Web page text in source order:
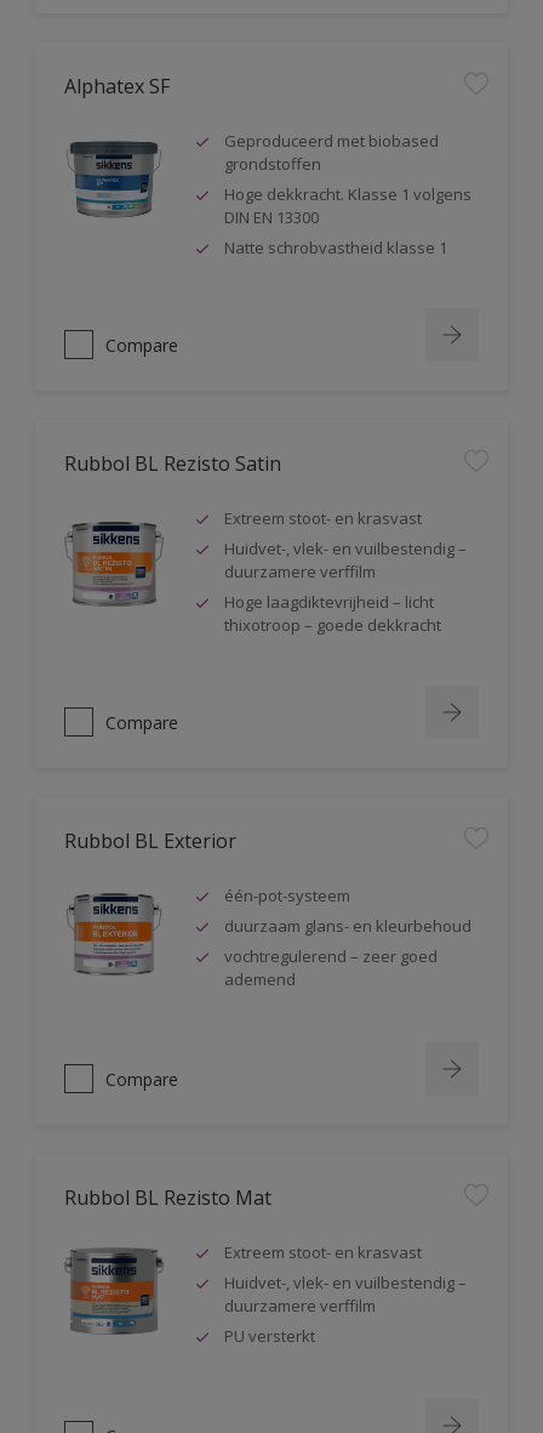
Alphatex SF
Geproduceerd met biobased
grondstoffen
Hoge dekkracht. Klasse 1 volgens
DIN EN 13300
Natte schrobvastheid klasse 1
Compare
Rubbol BL Rezisto Satin
Extreem stoot- en krasvast
Huidvet-, vlek- en vuilbestendig –
duurzamere verffilm
Hoge laagdiktevrijheid – licht
thixotroop – goede dekkracht
Compare
Rubbol BL Exterior
één-pot-systeem
duurzaam glans- en kleurbehoud
vochtregulerend – zeer goed
ademend
Compare
Rubbol BL Rezisto Mat
Extreem stoot- en krasvast
Huidvet-, vlek- en vuilbestendig –
duurzamere verffilm
PU versterkt